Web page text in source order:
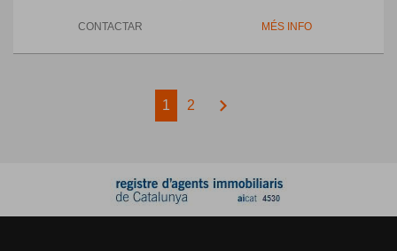
CONTACTAR MÉS INFO
1 2 chevron_right